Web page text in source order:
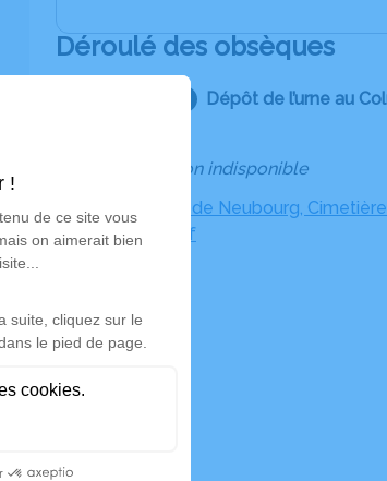
Déroulé des obsèques
Dépôt de l’urne au
Information indisponible
Cimetière de Neubourg,
Dauendorf